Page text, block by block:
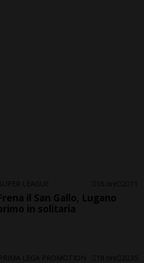
LEAGUE 16 ore 2 11
il San Gallo, Lugano
in solitaria
PRIMA LEGA PROMOTION 18 ore 2 35